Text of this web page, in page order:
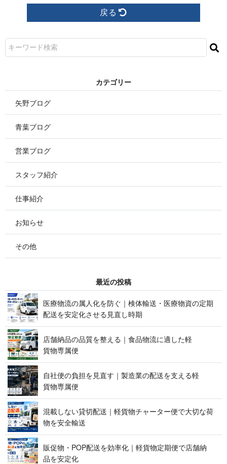
戻る
カ テ ゴ リ ー
矢野ブログ
青葉ブログ
営業ブログ
スタッフ紹介
仕事紹介
お知らせ
その他
最 近 の 投 稿
医療物流の属人化を防ぐ｜検体輸送・医療物資の定期
配送を安定化させる見 直 し 時 期
店舗納品の品質を整える｜食品物流に適した軽
貨 物 専 属 便
自社便の負担を見直す｜製造業の配送を支える軽
貨 物 専 属 便
混載しない貸切配送｜軽貨物チャーター便で大切な荷
物を 安 全 輸 送
販促物・POP配送を効率化｜軽貨物定期便で店舗納
品 を 安 定 化